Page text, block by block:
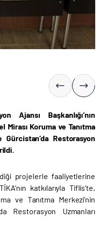
Ajansı Başkanlığı’nın
Koruma ve Tanıtma
Gürcistan’da Restorasyon
projelerle faaliyetlerine
katkılarıyla Tiflis’te,
ve Tanıtma Merkezi’nin
Restorasyon Uzmanları